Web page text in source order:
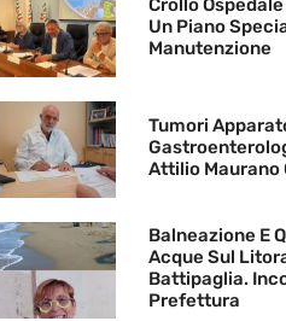
Crollo
Un Piano
Manutenzione
Tumori
Attilio Maurano
Balneazione E
Acque Sul
Battipaglia.
Prefettura